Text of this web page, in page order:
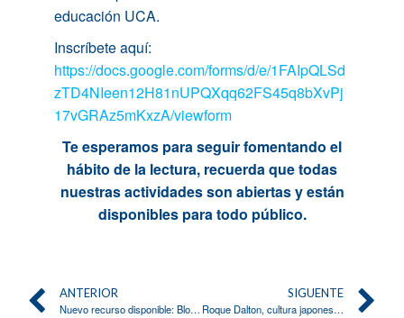
educación UCA.
Inscríbete aquí:
https://docs.google.com/forms/d/e/1FAIpQLSd
zTD4NIeen12H81nUPQXqq62FS45q8bXvPj
17vGRAz5mKxzA/viewform
Te esperamos para seguir fomentando el
hábito de la lectura, recuerda que todas
nuestras actividades son abiertas y están
disponibles para todo público.
ANTERIOR
Nuevo recurso disponible: Bloomsbury Publishing
SIGUENTE
Roque Dalton, cultura japonesa y mucho más en el CRAI